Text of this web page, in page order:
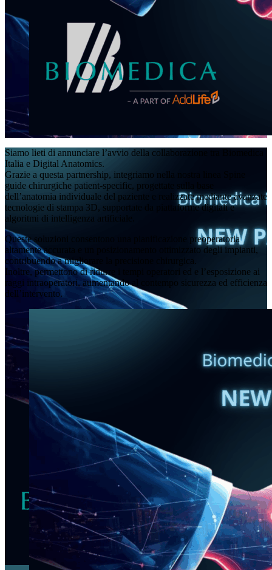
Siamo lieti di annunciare l’avvio della collaborazione tra Biomedica
Italia e Digital Anatomics.
Grazie a questa partnership, integriamo nella nostra linea Spine
guide chirurgiche patient-specific, progettate sulla base
dell’anatomia individuale del paziente e realizzate mediante avanzate
tecnologie di stampa 3D, supportate da piattaforme digitali e
algoritmi di intelligenza artificiale.
Queste soluzioni consentono una pianificazione preoperatoria
altamente accurata e un posizionamento ottimizzato degli impianti,
contribuendo a migliorare la precisione chirurgica.
Inoltre, permettono di ridurre i tempi operatori ed e l’esposizione ai
raggi intraoperatori, aumentando al contempo sicurezza ed efficienza
dell’intervento.